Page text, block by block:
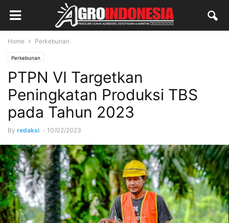
Home Perkebunan
Perkebunan
PTPN VI Targetkan
Peningkatan Produksi TBS
pada Tahun 2023
By redaksi - 10/02/2023